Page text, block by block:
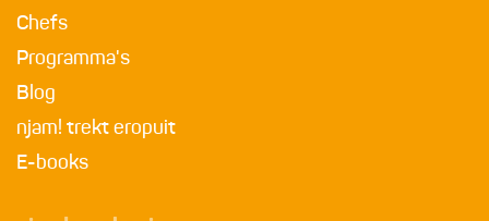
Chefs
Programma's
Blog
njam! trekt eropuit
E-books